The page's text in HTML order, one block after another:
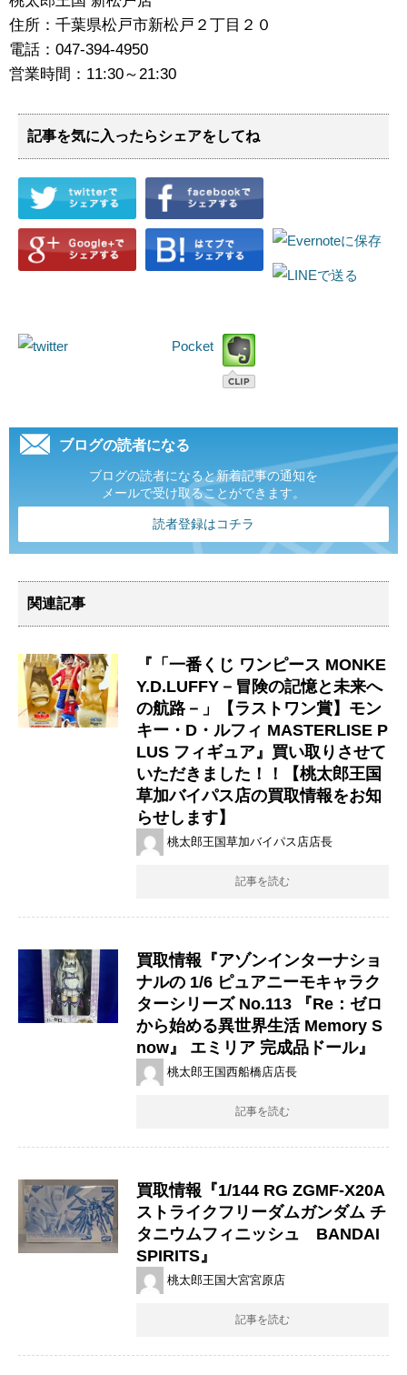
住所：千葉県松戸市新松戸２丁目２０
電話：047-394-4950
営業時間：11:30～21:30
記事を気に入ったらシェアをしてね
Pocket
ブログの読者になる
ブログの読者になると新着記事の通知を
メールで受け取ることができます。
読者登録はコチラ
関連記事
『「一番くじ ワンピース MONKE
Y.D.LUFFY－冒険の記憶と未来へ
の航路－」【ラストワン賞】モン
キー・D・ルフィ MASTERLISE P
LUS フィギュア』買い取りさせて
いただきました！！【桃太郎王国
草加バイパス店の買取情報をお知
らせします】
桃太郎王国草加バイパス店店長
記事を読む
買取情報『アゾンインターナショ
ナルの 1/6 ​ピュアニーモキャラク
ターシリーズ ​No.113 ​『Re：ゼロ
から始める異世界生活 ​Memory ​S
now』 ​エミリア ​完成品ドール』
桃太郎王国西船橋店店長
記事を読む
買取情報『1/144 ​RG ​ZGMF-X20A ​
ストライクフリーダムガンダム ​チ
タニウムフィニッシュ BANDAI ​
SPIRITS』
桃太郎王国大宮宮原店
記事を読む